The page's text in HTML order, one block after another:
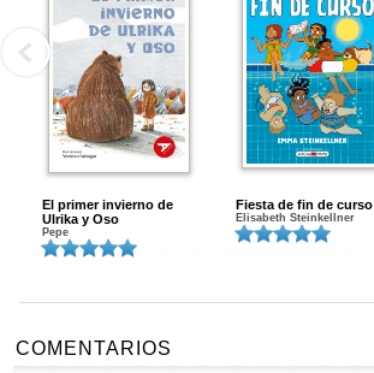
El primer invierno de
Ulrika y Oso
Pepe
Fiesta de fin de curso
Elisabeth Steinkellner
COMENTARIOS